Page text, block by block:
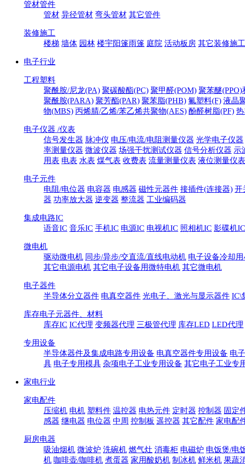
管材管件
管材 异径管材 弯头管材 其它管件
装修施工
楼梯 墙体 园林 楼宇阳篷雨篷 庭院 活动板房 其它装修施工
电子行业
工程塑料
聚酰胺/尼龙(PA) 聚碳酸酯(PC) 聚甲醛(POM) 聚苯醚
聚酰胺(PARA) 聚芳酯(PAR) 聚苯脂(PHB) 氟塑料(F) 液晶
物(MBS) 丙烯腈/乙烯/苯乙烯共聚物(AES) 酚醛树脂(PF)
电子仪器 /仪表
信号发生器 脉冲仪 电压/电流/电阻测量仪器 光学电子仪器
率测量仪器 微波仪器 场强干扰测试仪器 信号分析仪器 示
用表 电表 水表 煤气表 收费表 流量测量仪表 液位测量仪表
电子元件
电阻/电位器 电容器 电感器 磁性元器件 接插件(连接器) 开
器 功率放大器 逆变器 整流器 工业编码器
集成电路IC
语音IC 音乐IC 手机IC 电源IC 电视机IC 照相机IC 影碟机IC
微电机
驱动微电机 同步/异步/交直流/直线电动机 电子设备冷却
其它电源电机 其它电子设备用微特电机 其它微电机
电子器件
半导体分立器件 电真空器件 光电子、激光与显示器件 IC\
库存电子元器件、材料
库存IC IC代理 变频器代理 三极管代理 库存LED LED代理
专用设备
半导体器件及集成电路专用设备 电真空器件专用设备 电
具 电子专用模具 杂项电子工业专用设备 其它电子工业专
家电行业
家电配件
压缩机 电机 塑料件 温控器 电热元件 定时器 控制器 固定
感器 继电器 电位器 中周 控制板 遥控器 其它配件 家电配
厨房电器
吸油烟机 微波炉 洗碗机 燃气灶 消毒柜 电磁炉 电饭煲/电
机 咖啡壶/咖啡机 煮蛋器 家用酸奶机 制冰机 鲜米机 果蔬